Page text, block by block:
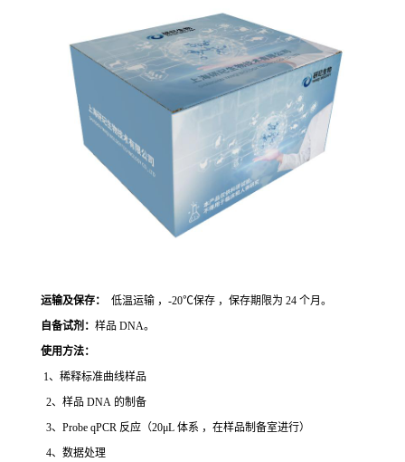
运输及保存：
低温运输 ，-20℃保存 ，保存期限为 24 个月。
自备试剂： 样品 DNA。
使用方法：
1、稀释标准曲线样品
2、样品 DNA 的制备
3、Probe qPCR 反应（20μL 体系 ，在样品制备室进行）
4、数据处理